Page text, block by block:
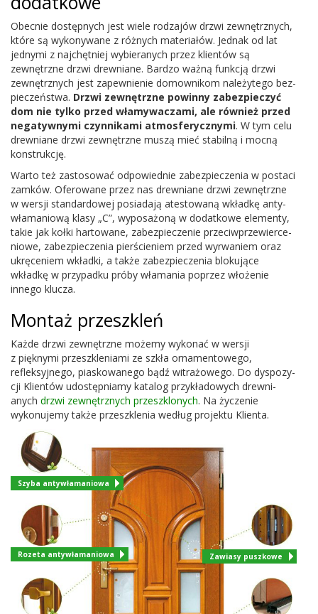
Obec­nie dostęp­nych jest wiele rodza­jów drzwi zewnętrznych,
które są wykony­wane z różnych mate­ri­ałów. Jed­nak od lat
jed­nymi z najchęt­niej wybier­anych przez klien­tów są
zewnętrzne drzwi drew­ni­ane. Bardzo ważną funkcją drzwi
zewnętrznych jest zapewnie­nie domown­ikom należytego bez­
pieczeństwa. Drzwi zewnętrzne powinny zabez­pieczyć
dom nie tylko przed włamywaczami, ale również przed
negaty­wnymi czyn­nikami atmos­fer­ycznymi. W tym celu
drew­ni­ane drzwi zewnętrzne muszą mieć sta­bilną i mocną
konstrukcję.
Warto też zas­tosować odpowied­nie zabez­pieczenia w postaci
zamków. Ofer­owane przez nas drew­ni­ane drzwi zewnętrzne
w wer­sji stan­dar­d­owej posi­adają atestowaną wkładkę anty­
wła­man­iową klasy „C”, wyposażoną w dodatkowe ele­menty,
takie jak kołki har­towane, zabez­piecze­nie prze­ci­w­przewierce­
niowe, zabez­pieczenia pierś­cie­niem przed wyr­waniem oraz
ukręce­niem wkładki, a także zabez­pieczenia bloku­jące
wkładkę w przy­padku próby wła­ma­nia poprzez włoże­nie
innego klucza.
Mon­taż przeszkleń
Każde drzwi zewnętrzne możemy wykonać w wer­sji
z pięknymi przeszk­le­ni­ami ze szkła orna­men­towego,
refleksyjnego, piaskowanego bądź witrażowego. Do dys­pozy­
cji Klien­tów udostęp­ni­amy kat­a­log przykład­owych drew­ni­
anych drzwi zewnętrznych przeszk­lonych. Na życze­nie
wykonu­jemy także przeszk­le­nia według pro­jektu Klienta.
Zawiasy puszkowe
Rozeta antywłamaniowa
Szyba antywłamaniowa